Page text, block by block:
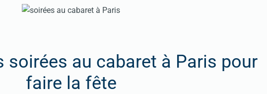
soirées au cabaret à Paris pour
faire la fête